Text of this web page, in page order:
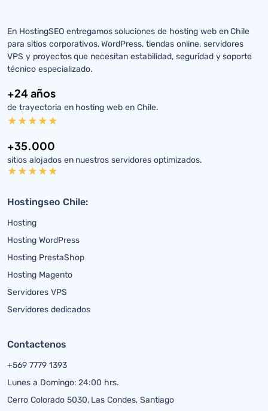
En HostingSEO entregamos soluciones de hosting web en Chile
para sitios corporativos, WordPress, tiendas online, servidores
VPS y proyectos que necesitan estabilidad, seguridad y soporte
técnico especializado.
+24 años
de trayectoria en hosting web en Chile.
+35.000
sitios alojados en nuestros servidores optimizados.
Hostingseo Chile:
Hosting
Hosting WordPress
Hosting PrestaShop
Hosting Magento
Servidores VPS
Servidores dedicados
Contactenos
+569 7779 1393
Lunes a Domingo: 24:00 hrs.
Cerro Colorado 5030, Las Condes, Santiago